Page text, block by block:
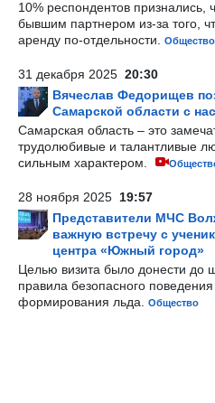
10% респондентов признались,
бывшим партнером из-за того,
аренду по-отдельности.
Общество
31 декабря 2025 20:30
Вячеслав Федорищев
Самарской области с
Самарская область – это
трудолюбивые и талантливые
сильным характером.
28 ноября 2025 19:57
Представители МЧС
важную встречу с
центра «Южный город»
Целью визита было донести до
правила безопасного
формирования льда.
Общество